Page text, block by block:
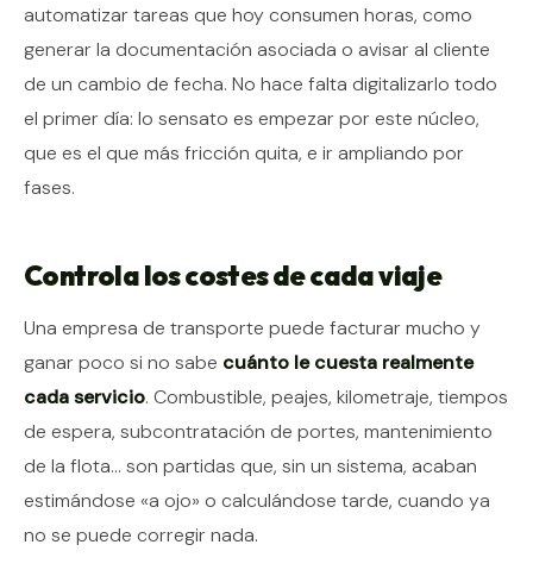
automatizar tareas que hoy consumen horas, como
generar la documentación asociada o avisar al cliente
de un cambio de fecha. No hace falta digitalizarlo todo
el primer día: lo sensato es empezar por este núcleo,
que es el que más fricción quita, e ir ampliando por
fases.
Controla los costes de cada viaje
Una empresa de transporte puede facturar mucho y
ganar poco si no sabe cuánto le cuesta realmente
cada servicio. Combustible, peajes, kilometraje, tiempos
de espera, subcontratación de portes, mantenimiento
de la flota… son partidas que, sin un sistema, acaban
estimándose «a ojo» o calculándose tarde, cuando ya
no se puede corregir nada.